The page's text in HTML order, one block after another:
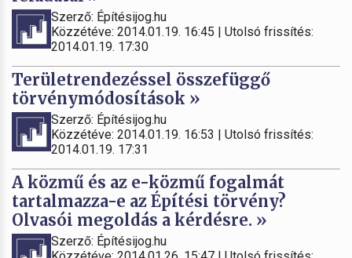
Szerző: Építésijog.hu
Közzétéve: 2014.01.19. 16:45 | Utolsó frissítés:
2014.01.19. 17:30
Területrendezéssel összefüggő
törvénymódosítások »
Szerző: Építésijog.hu
Közzétéve: 2014.01.19. 16:53 | Utolsó frissítés:
2014.01.19. 17:31
A közmű és az e-közmű fogalmát
tartalmazza-e az Építési törvény?
Olvasói megoldás a kérdésre. »
Szerző: Építésijog.hu